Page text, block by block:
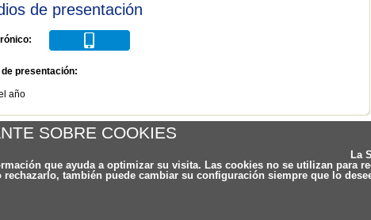
de presentación
de presentación:
año
listado SOBRE COOKIES
La
que ayuda a optimizar su visita. Las cookies no se utilizan para
también puede cambiar su configuración siempre que lo